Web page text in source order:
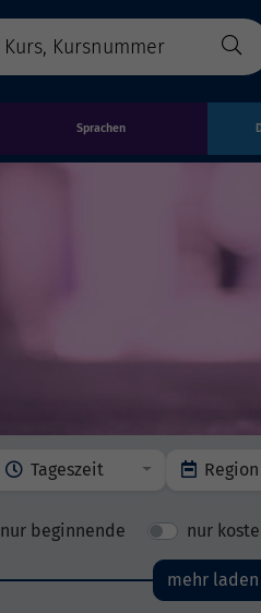
Sprachen
Tageszeit Region
nur beginnende nur
mehr laden